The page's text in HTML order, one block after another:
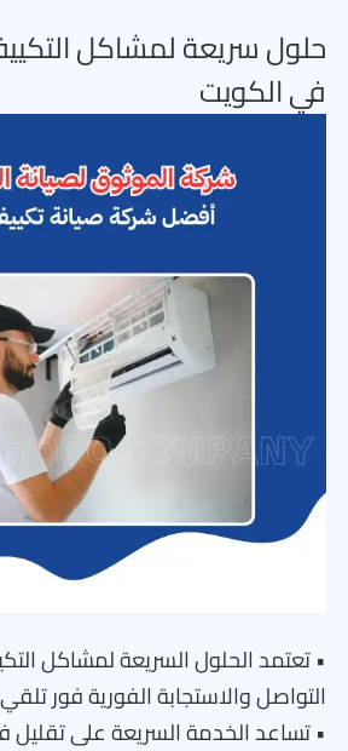
حلول سريعة لمشاكل
في الكويت
• تعتمد الحلول السريعة لمشاكل
التواصل والاستجابة الفورية فور تلقي
• تساعد الخدمة السريعة على تقليل